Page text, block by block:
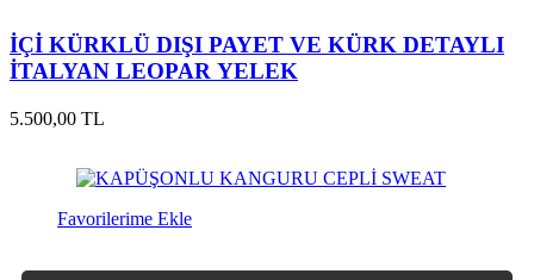
İÇİ KÜRKLÜ DIŞI PAYET VE KÜRK DETAYLI
İTALYAN LEOPAR YELEK
5.500,00 TL
Favorilerime Ekle